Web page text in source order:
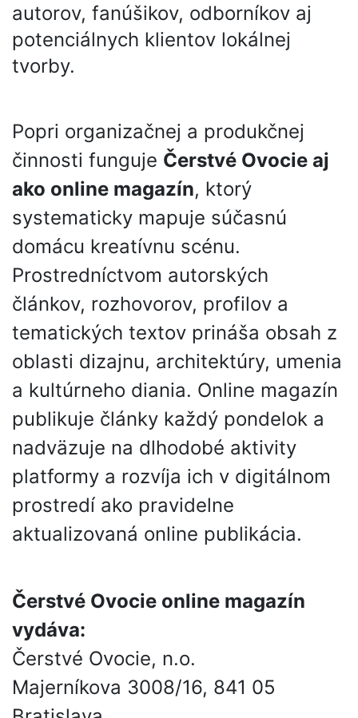
autorov, fanúšikov, odborníkov aj
potenciálnych klientov lokálnej
tvorby.
Popri organizačnej a produkčnej
činnosti funguje Čerstvé Ovocie aj
ako online magazín, ktorý
systematicky mapuje súčasnú
domácu kreatívnu scénu.
Prostredníctvom autorských
článkov, rozhovorov, profilov a
tematických textov prináša obsah z
oblasti dizajnu, architektúry, umenia
a kultúrneho diania. Online magazín
publikuje články každý pondelok a
nadväzuje na dlhodobé aktivity
platformy a rozvíja ich v digitálnom
prostredí ako pravidelne
aktualizovaná online publikácia.
Čerstvé Ovocie online magazín
vydáva:
Čerstvé Ovocie, n.o.
Majerníkova 3008/16, 841 05